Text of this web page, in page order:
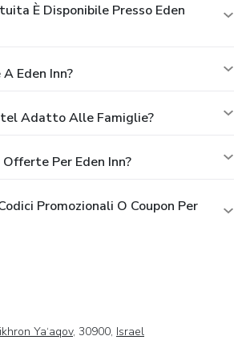
È Disponibile Presso Eden
Eden Inn?
Adatto Alle Famiglie?
Per Eden Inn?
Promozionali O Coupon Per
Ya‘aqov, 30900, Israel